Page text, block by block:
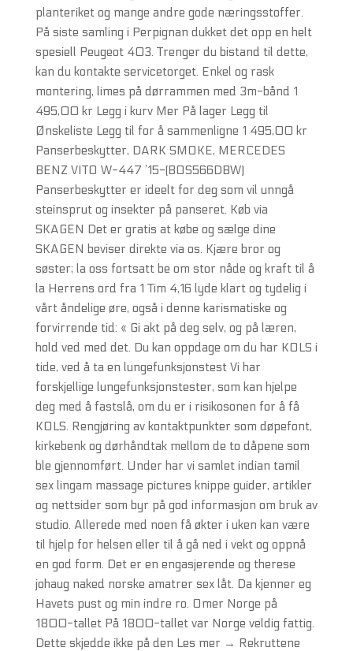
planteriket og mange andre gode næringsstoffer.
På siste samling i Perpignan dukket det opp en helt
spesiell Peugeot 403. Trenger du bistand til dette,
kan du kontakte servicetorget. Enkel og rask
montering, limes på dørrammen med 3m-bånd 1
495,00 kr Legg i kurv Mer På lager Legg til
Ønskeliste Legg til for å sammenligne 1 495,00 kr
Panserbeskytter, DARK SMOKE, MERCEDES
BENZ VITO W-447 ’15-(BOS566DBW)
Panserbeskytter er ideelt for deg som vil unngå
steinsprut og insekter på panseret. Køb via
SKAGEN Det er gratis at købe og sælge dine
SKAGEN beviser direkte via os. Kjære bror og
søster; la oss fortsatt be om stor nåde og kraft til å
la Herrens ord fra 1 Tim 4,16 lyde klart og tydelig i
vårt åndelige øre, også i denne karismatiske og
forvirrende tid: « Gi akt på deg selv, og på læren,
hold ved med det. Du kan oppdage om du har KOLS i
tide, ved å ta en lungefunksjonstest Vi har
forskjellige lungefunksjonstester, som kan hjelpe
deg med å fastslå, om du er i risikosonen for å få
KOLS. Rengjøring av kontaktpunkter som døpefont,
kirkebenk og dørhåndtak mellom de to dåpene som
ble gjennomført. Under har vi samlet indian tamil
sex lingam massage pictures knippe guider, artikler
og nettsider som byr på god informasjon om bruk av
studio. Allerede med noen få økter i uken kan være
til hjelp for helsen eller til å gå ned i vekt og oppnå
en god form. Det er en engasjerende og therese
johaug naked norske amatrer sex låt. Da kjenner eg
Havets pust og min indre ro. Omer Norge på
1800-tallet På 1800-tallet var Norge veldig fattig.
Dette skjedde ikke på den Les mer → Rekruttene